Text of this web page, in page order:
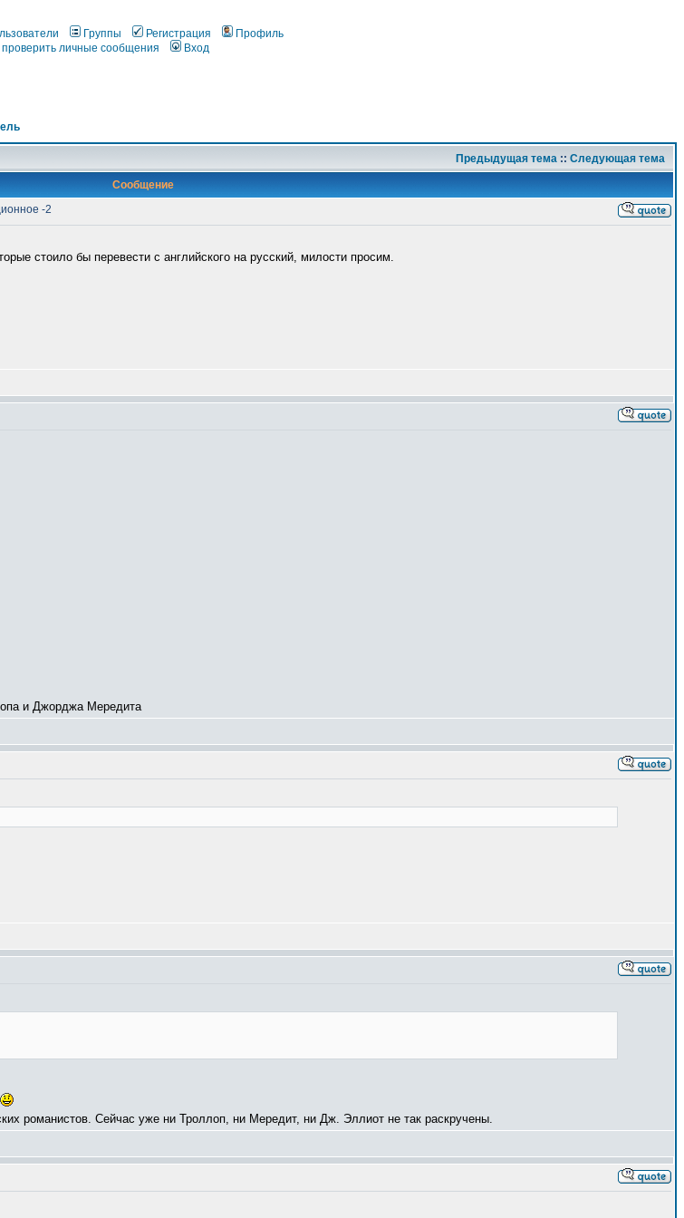
Группы Регистрация
Профиль
проверить личные сообщения
Вход
Предыдущая тема :: Следующая тема
Сообщение
-2
стоило бы перевести с английского на русский, милости просим.
и Джорджа Мередита
романистов. Сейчас уже ни Троллоп, ни Мередит, ни Дж. Эллиот не так раскручены.